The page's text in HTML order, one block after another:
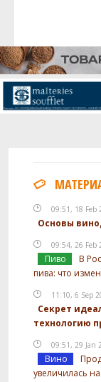
09:51, 18 Feb
Основы
09:54, 26 Feb
Пиво
В
пива: что
11:10, 6 Sep
Секрет
технологию
09:51, 29 Jan
Вино
увеличилась